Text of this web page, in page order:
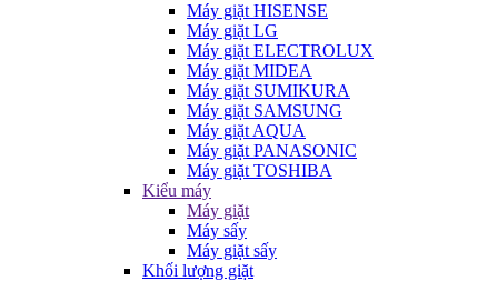
Máy giặt HISENSE
Máy giặt LG
Máy giặt ELECTROLUX
Máy giặt MIDEA
Máy giặt SUMIKURA
Máy giặt SAMSUNG
Máy giặt AQUA
Máy giặt PANASONIC
Máy giặt TOSHIBA
Kiểu máy
Máy giặt
Máy sấy
Máy giặt sấy
Khối lượng giặt